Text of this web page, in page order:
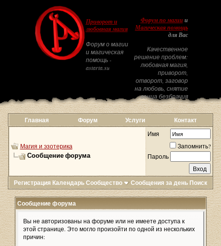
Приворот и
любовная магия
Форум о магии
и магическая
помощь -
astarta.su
Форум по магиии
Магическая помощь
для Вас
Качественное
решение проблем:
любовная магия,
приворот,
отворот, заговор
на любовь, снятие
венца безбрачия
Главная Форум Услуги Контакт
Магия и эзотерика
Сообщение форума
Имя
Запомнить?
Пароль
Регистрация КалендарьСообщество Сообщения за день Поиск
Сообщение форума
Вы не авторизованы на форуме или не имеете доступа к
этой странице. Это могло произойти по одной из нескольких
причин: